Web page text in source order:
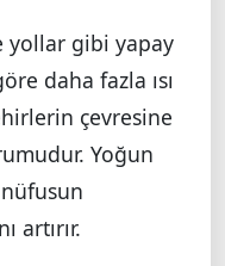
yollar gibi yapay
daha fazla ısı
çevresine
Yoğun
artırır.